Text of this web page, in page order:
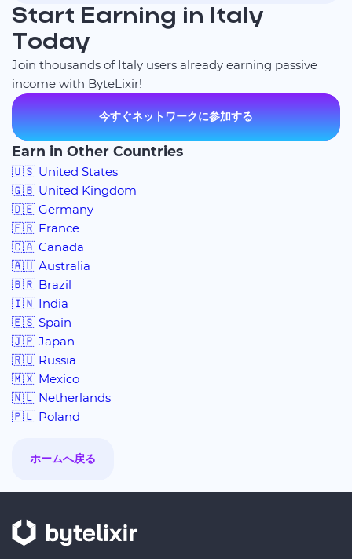
Start Earning in Italy
Today
Join thousands of Italy users already earning passive
income with ByteLixir!
今すぐネットワークに参加する
Earn in Other Countries
🇺🇸 United States
🇬🇧 United Kingdom
🇩🇪 Germany
🇫🇷 France
🇨🇦 Canada
🇦🇺 Australia
🇧🇷 Brazil
🇮🇳 India
🇪🇸 Spain
🇯🇵 Japan
🇷🇺 Russia
🇲🇽 Mexico
🇳🇱 Netherlands
🇵🇱 Poland
ホームへ戻る